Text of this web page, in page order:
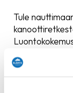
Tule
Maisemat